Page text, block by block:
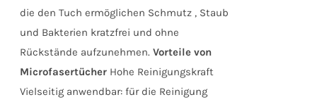
die den Tuch ermöglichen Schmutz , Staub
und Bakterien kratzfrei und ohne
Rückstände aufzunehmen.Vorteile von
Microfasertücher Hohe Reinigungskraft
Vielseitig anwendbar: für die Reinigung